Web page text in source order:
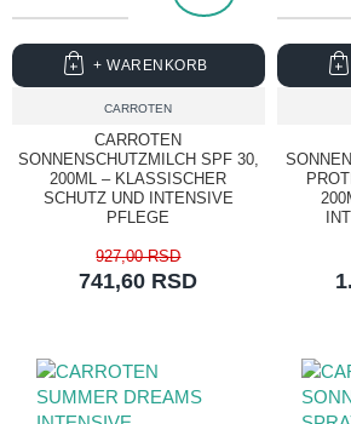
CARROTEN
CARROTEN
SONNENSCHUTZMILCH SPF 30,
200ML – KLASSISCHER
SCHUTZ UND INTENSIVE
PFLEGE
741,60 RSD
927,00 RSD
+ WARENKORB